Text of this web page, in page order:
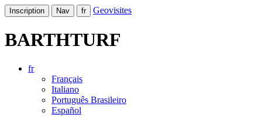
Inscription Nav fr Geovisites
BARTHTURF
fr
Français
Italiano
Português Brasileiro
Español